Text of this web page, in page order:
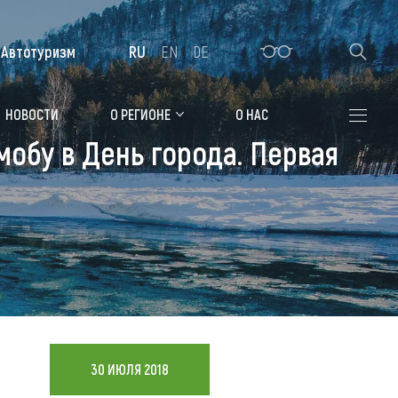
Алтайская зимовка
Где остановиться
Санатории
Гостиницы, отели
Коттеджи, базы
Сельские усадьбы
Мотели, придорожные отели
НОВОСТИ О РЕГИОНЕ О НАС
Автотуризм RU EN DE
в День города. Первая
30 ИЮЛЯ 2018